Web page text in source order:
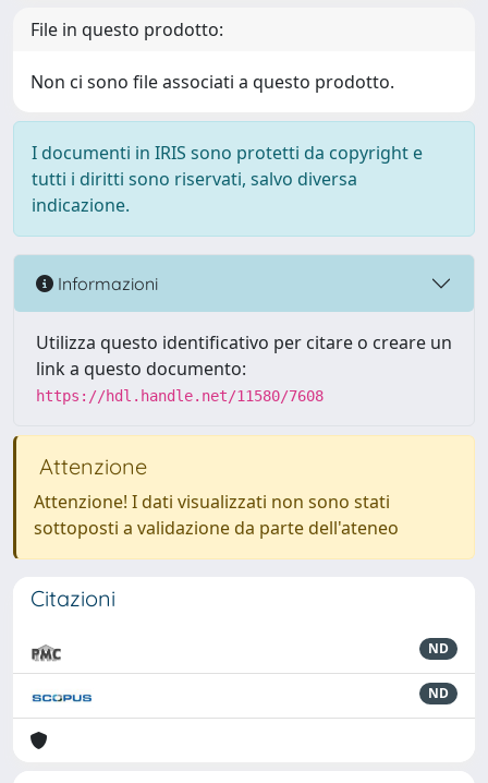
File in questo prodotto:
Non ci sono file associati a questo prodotto.
I documenti in IRIS sono protetti da copyright e
tutti i diritti sono riservati, salvo diversa
indicazione.
Informazioni
Utilizza questo identificativo per citare o creare un
link a questo documento:
https://hdl.handle.net/11580/7608
Attenzione
Attenzione! I dati visualizzati non sono stati
sottoposti a validazione da parte dell'ateneo
Citazioni
ND
ND